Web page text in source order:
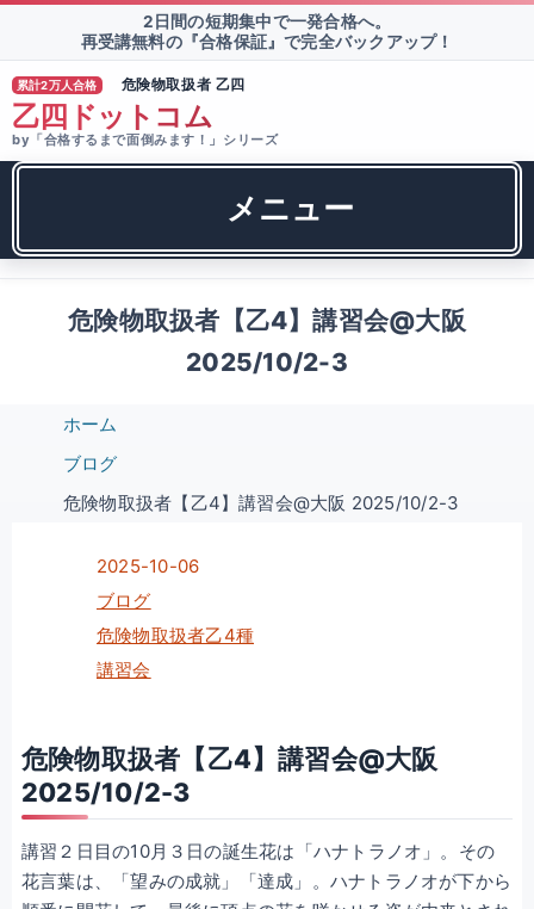
2日間の短期集中で一発合格へ。
再受講無料の『合格保証』で完全バックアップ！
累計2万人合格 危険物取扱者 乙四
乙四ドットコム
by「合格するまで面倒みます！」シリーズ
メニュー
危険物取扱者【乙4】講習会@大阪
2025/10/2-3
ホーム
ブログ
危険物取扱者【乙4】講習会@大阪 2025/10/2-3
2025-10-06
ブログ
危険物取扱者乙4種
講習会
危険物取扱者【乙4】講習会@大阪
2025/10/2-3
講習２日目の10月３日の誕生花は「ハナトラノオ」。その
花言葉は、「望みの成就」「達成」。ハナトラノオが下から